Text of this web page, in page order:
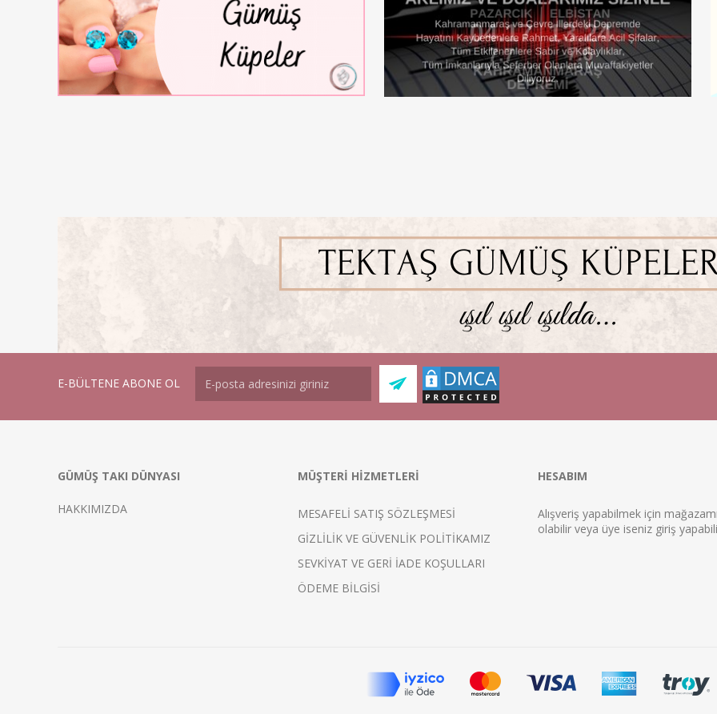
E-BÜLTENE ABONE OL
GÜMÜŞ TAKI DÜNYASI
HAKKIMIZDA
MÜŞTERİ HİZMETLERİ
MESAFELİ SATIŞ SÖZLEŞMESİ
GİZLİLİK VE GÜVENLİK POLİTİKAMIZ
SEVKİYAT VE GERİ İADE KOŞULLARI
ÖDEME BİLGİSİ
HESABIM
Alışveriş yapabilmek için
olabilir veya üye iseniz giriş